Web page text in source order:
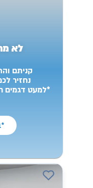
לא
קניתם
נחזיר
*למעט דגמים